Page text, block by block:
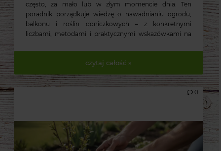
często, za mało lub w złym momencie dnia. Ten
poradnik porządkuje wiedzę o nawadnianiu ogrodu,
balkonu i roślin doniczkowych – z konkretnymi
liczbami, metodami i praktycznymi wskazówkami na
czytaj całość »
0